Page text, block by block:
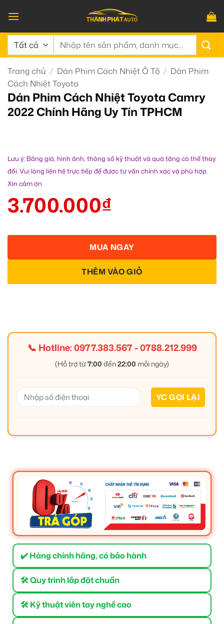
qua
nội
dung
Tìm
Trang chủ / Dán Phim Cách Nhiệt Ô Tô / Dán Phim
Cách Nhiệt Toyota
Dán Phim Cách Nhiệt Toyota Camry
2022 Chính Hãng Uy Tín TPHCM
Lưu ý: Bảng giá, hình ảnh, thông số kỹ thuật và quà tặng có thể thay
đổi. Vui lòng liên hệ trực tiếp để được tư vấn chính xác và phù hợp.
Xin cảm ơn
3.700.000₫
THÊM VÀO GIỎ
MUA NGAY
📞 Hotline:0977.383.567-0788.212.999
(Hỗ trợ từ7:00 đến22:00 mỗi ngày)
✔️ Hàng chính hãng, có bảo hành
🛠 Quy trình lắp đặt chuẩn
🛠 Kỹ thuật viên tay nghề cao